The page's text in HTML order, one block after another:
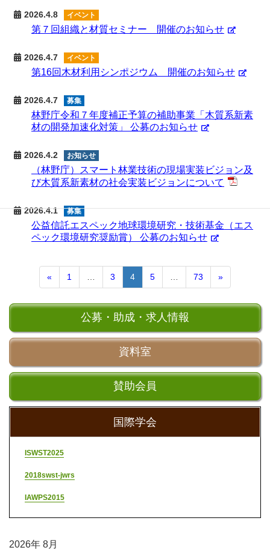
2026.4.8 イベント
第７回組織と材質セミナー 開催のお知らせ
2026.4.7 イベント
第16回木材利用シンポジウム 開催のお知らせ
2026.4.7 募集
林野庁令和７年度補正予算の補助事業「木質系新素
材の開発加速化対策」 公募のお知らせ
2026.4.2 お知らせ
（林野庁）スマート林業技術の現場実装ビジョン及
び木質系新素材の社会実装ビジョンについて
2026.4.1 募集
公益信託エスペック地球環境研究・技術基金（エス
ペック環境研究奨励賞） 公募のお知らせ
« 1 3 4 5 73 »
公募・助成・求人情報
資料室
賛助会員
国際学会
ISWST2025
2018swst-jwrs
IAWPS2015
2026年 8月